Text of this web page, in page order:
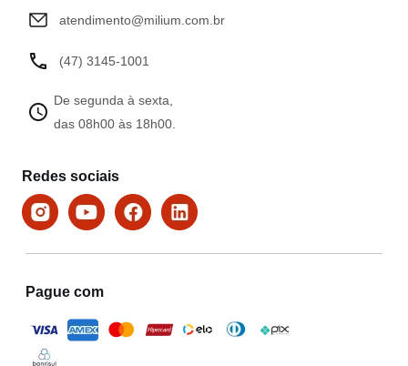
atendimento@milium.com.br
(47) 3145-1001
De segunda à sexta,
das 08h00 às 18h00.
Redes sociais
Pague com